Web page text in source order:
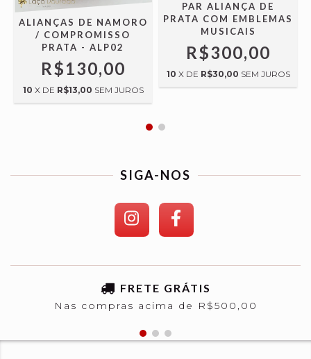
ALIANÇAS DE NAMORO
/ COMPROMISSO
PRATA - ALP02
R$130,00
10 X DE R$13,00 SEM JUROS
PAR ALIANÇA DE
PRATA COM EMBLEMAS
MUSICAIS
R$300,00
10 X DE R$30,00 SEM JUROS
SIGA-NOS
FRETE GRÁTIS
Nas compras acima de R$500,00